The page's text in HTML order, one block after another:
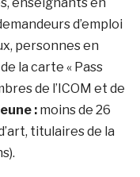
d’emploi
personnes en
la carte « Pass
de l’ICOM et de
:moins de 26
titulaires de la